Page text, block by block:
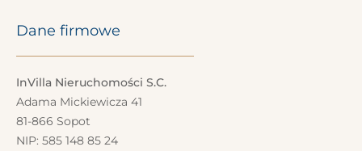
Dane firmowe
InVilla Nieruchomości S.C.
Adama Mickiewicza 41
81-866 Sopot
NIP: 585 148 85 24